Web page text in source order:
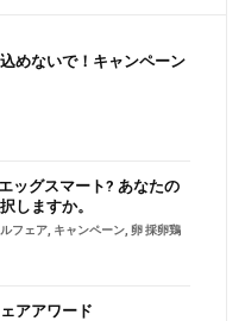
めないで！キャンペーン
ッグスマート? あなたの
しますか。
フェア キャンペーン 卵 採卵鶏
アアワード